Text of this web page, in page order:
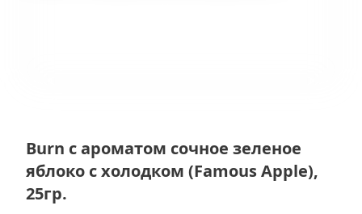
Burn с ароматом сочное зеленое
яблоко с холодком (Famous Apple),
25гр.